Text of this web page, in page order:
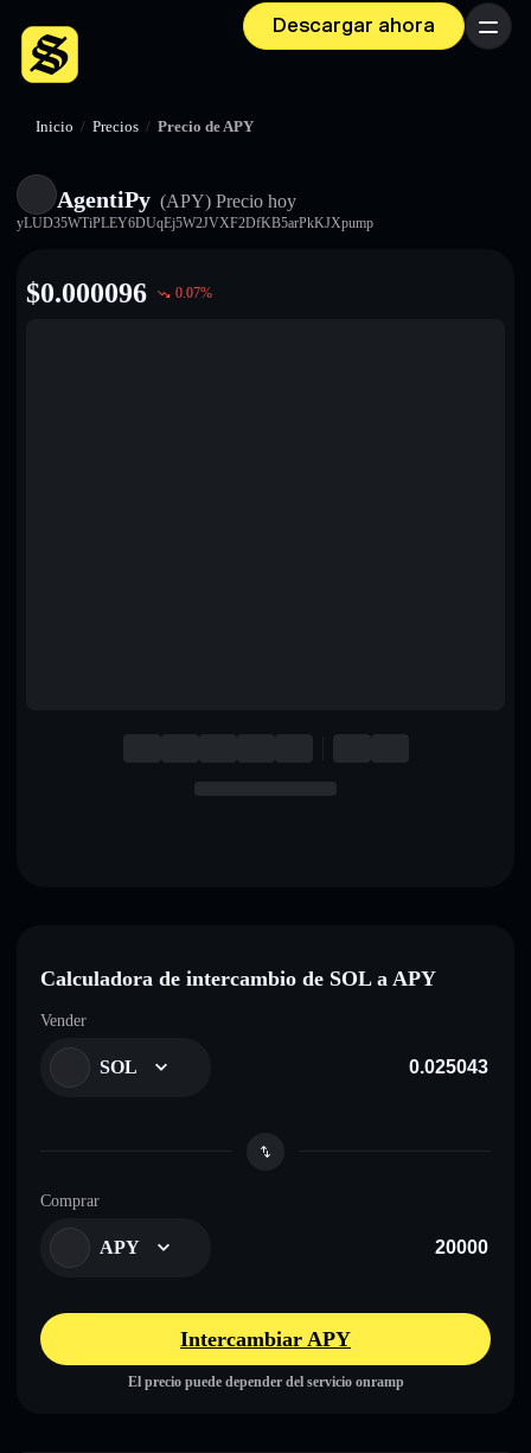
Descargar ahora Menú
Inicio / Precios / Precio de APY
AgentiPy (APY) Precio hoy
yLUD35WTiPLEY6DUqEj5W2JVXF2DfKB5arPkKJXpump
$0.000096 0.07%
Calculadora de intercambio de SOL a APY
Vender
SOL
Comprar
APY
Intercambiar APY
El precio puede depender del servicio onramp